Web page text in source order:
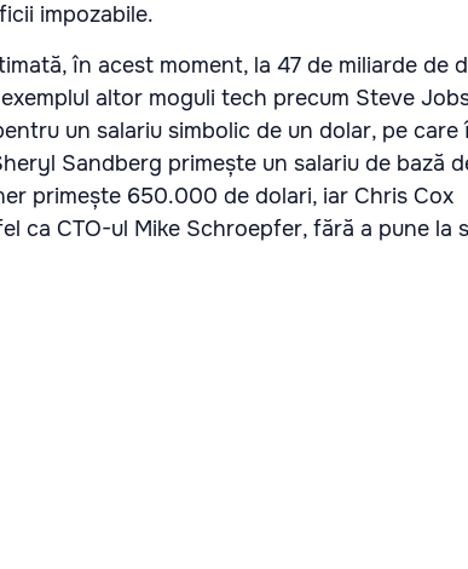
impozabile.
în acest moment, la 47 de miliarde de
altor moguli tech precum Steve
un salariu simbolic de un dolar, pe care
Sandberg primește un salariu de bază
primește 650.000 de dolari, iar Chris Cox
ca CTO-ul Mike Schroepfer, fără a pune la